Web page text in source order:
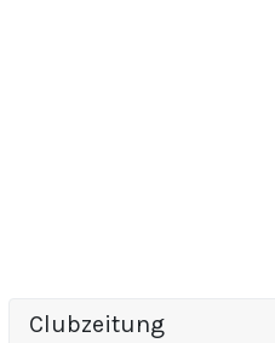
Clubzeitung